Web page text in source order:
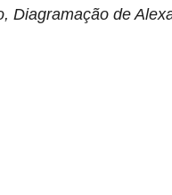
Diagramação de